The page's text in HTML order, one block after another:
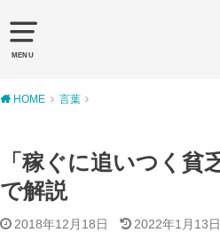
MENU
HOME 言葉
「稼ぐに追いつく貧
で解説
2018年12月18日 2022年1月13日